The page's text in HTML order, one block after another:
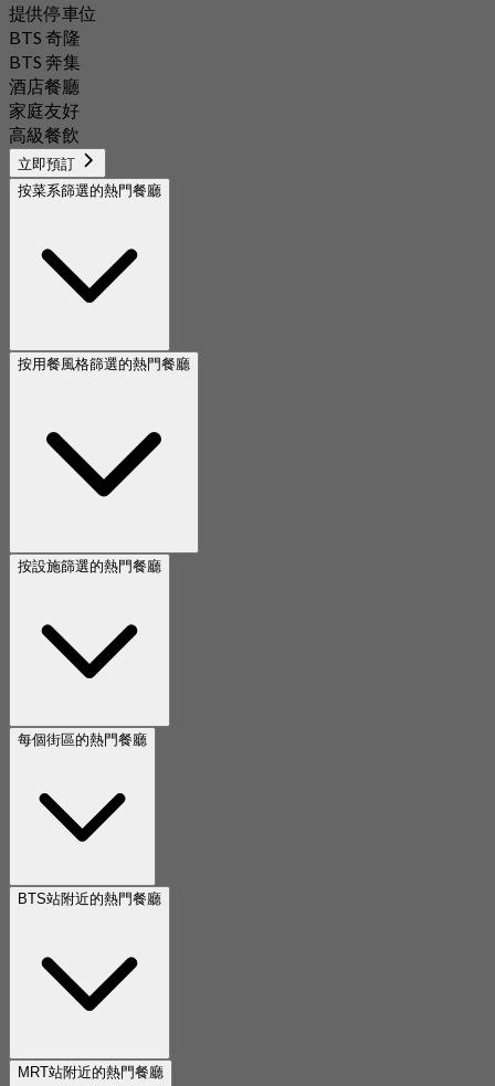
提供停車位
BTS 奇隆
BTS 奔集
酒店餐廳
家庭友好
高級餐飲
立即預訂
按菜系篩選的熱門餐廳
按用餐風格篩選的熱門餐廳
按設施篩選的熱門餐廳
每個街區的熱門餐廳
BTS站附近的熱門餐廳
MRT站附近的熱門餐廳